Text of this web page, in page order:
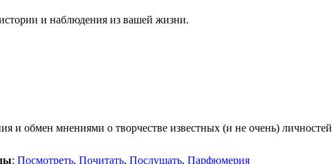
и наблюдения из вашей жизни.
и обмен мнениями о творчестве известных (и не очень) личностей
: Посмотреть, Почитать, Послушать, Парфюмерия